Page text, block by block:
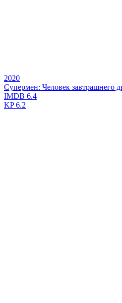
2020
Супермен: Человек завтрашнего
IMDB 6.4
KP6.2